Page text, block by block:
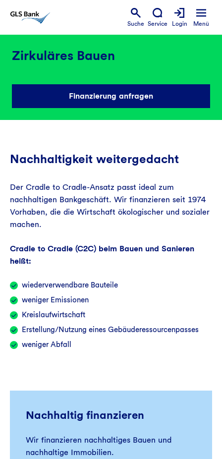
Suche Service Login Menü
Zirkuläres Bauen
Finanzierung anfragen
Nachhaltigkeit weitergedacht
Der Cradle to Cradle-Ansatz passt ideal zum
nachhaltigen Bankgeschäft. Wir finanzieren seit 1974
Vorhaben, die die Wirtschaft ökologischer und sozialer
machen.
Cradle to Cradle (C2C) beim Bauen und Sanieren
heißt:
wiederverwendbare Bauteile
weniger Emissionen
Kreislaufwirtschaft
Erstellung/Nutzung eines Gebäuderessourcenpasses
weniger Abfall
Nachhaltig finanzieren
Wir finanzieren nachhaltiges Bauen und
nachhaltige Immobilien.